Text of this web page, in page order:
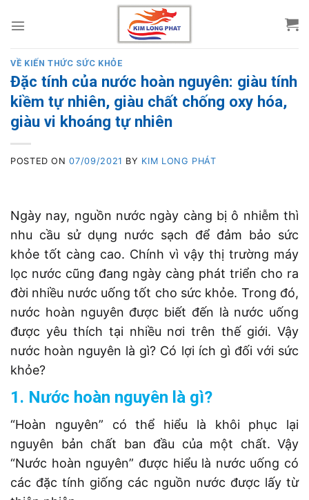
VỀ KIẾN THỨC SỨC KHỎE
Đặc tính của nước hoàn nguyên: giàu tính
kiềm tự nhiên, giàu chất chống oxy hóa,
giàu vi khoáng tự nhiên
POSTED ON07/09/2021 BY KIM LONG PHÁT
Ngày nay, nguồn nước ngày càng bị ô nhiễm thì
nhu cầu sử dụng nước sạch để đảm bảo sức
khỏe tốt càng cao. Chính vì vậy thị trường máy
lọc nước cũng đang ngày càng phát triển cho ra
đời nhiều nước uống tốt cho sức khỏe. Trong đó,
nước hoàn nguyên được biết đến là nước uống
được yêu thích tại nhiều nơi trên thế giới. Vậy
nước hoàn nguyên là gì? Có lợi ích gì đối với sức
khỏe?
1. Nước hoàn nguyên là gì?
“Hoàn nguyên” có thể hiểu là khôi phục lại
nguyên bản chất ban đầu của một chất. Vậy
“Nước hoàn nguyên” được hiểu là nước uống có
các đặc tính giống các nguồn nước được lấy từ